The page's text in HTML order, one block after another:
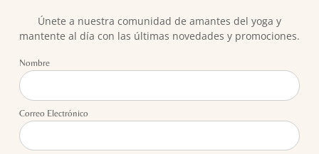
Únete a nuestra comunidad de amantes del yoga y
mantente al día con las últimas novedades y promociones.
Nombre
Correo Electrónico